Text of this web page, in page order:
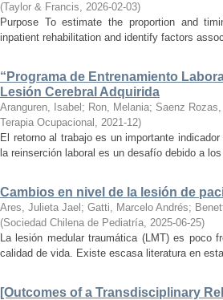
(Taylor & Francis, 2026-02-03)
Purpose To estimate the proportion and
inpatient rehabilitation and identify factors
“Programa de Entrenamiento
Lesión Cerebral Adquirida
Aranguren, Isabel ; Ron, Melania; Saenz
Terapia Ocupacional , 2021-12)
El retorno al trabajo es un importante
la reinserción laboral es un desafío debido a
Cambios en nivel de la lesión de
Ares, Julieta Jael ; Gatti, Marcelo Andrés;
(Sociedad Chilena de Pediatría, 2025-06-25)
La lesión medular traumática (LMT) es poco
calidad de vida. Existe escasa literatura en
[Outcomes of a Transdisciplinary